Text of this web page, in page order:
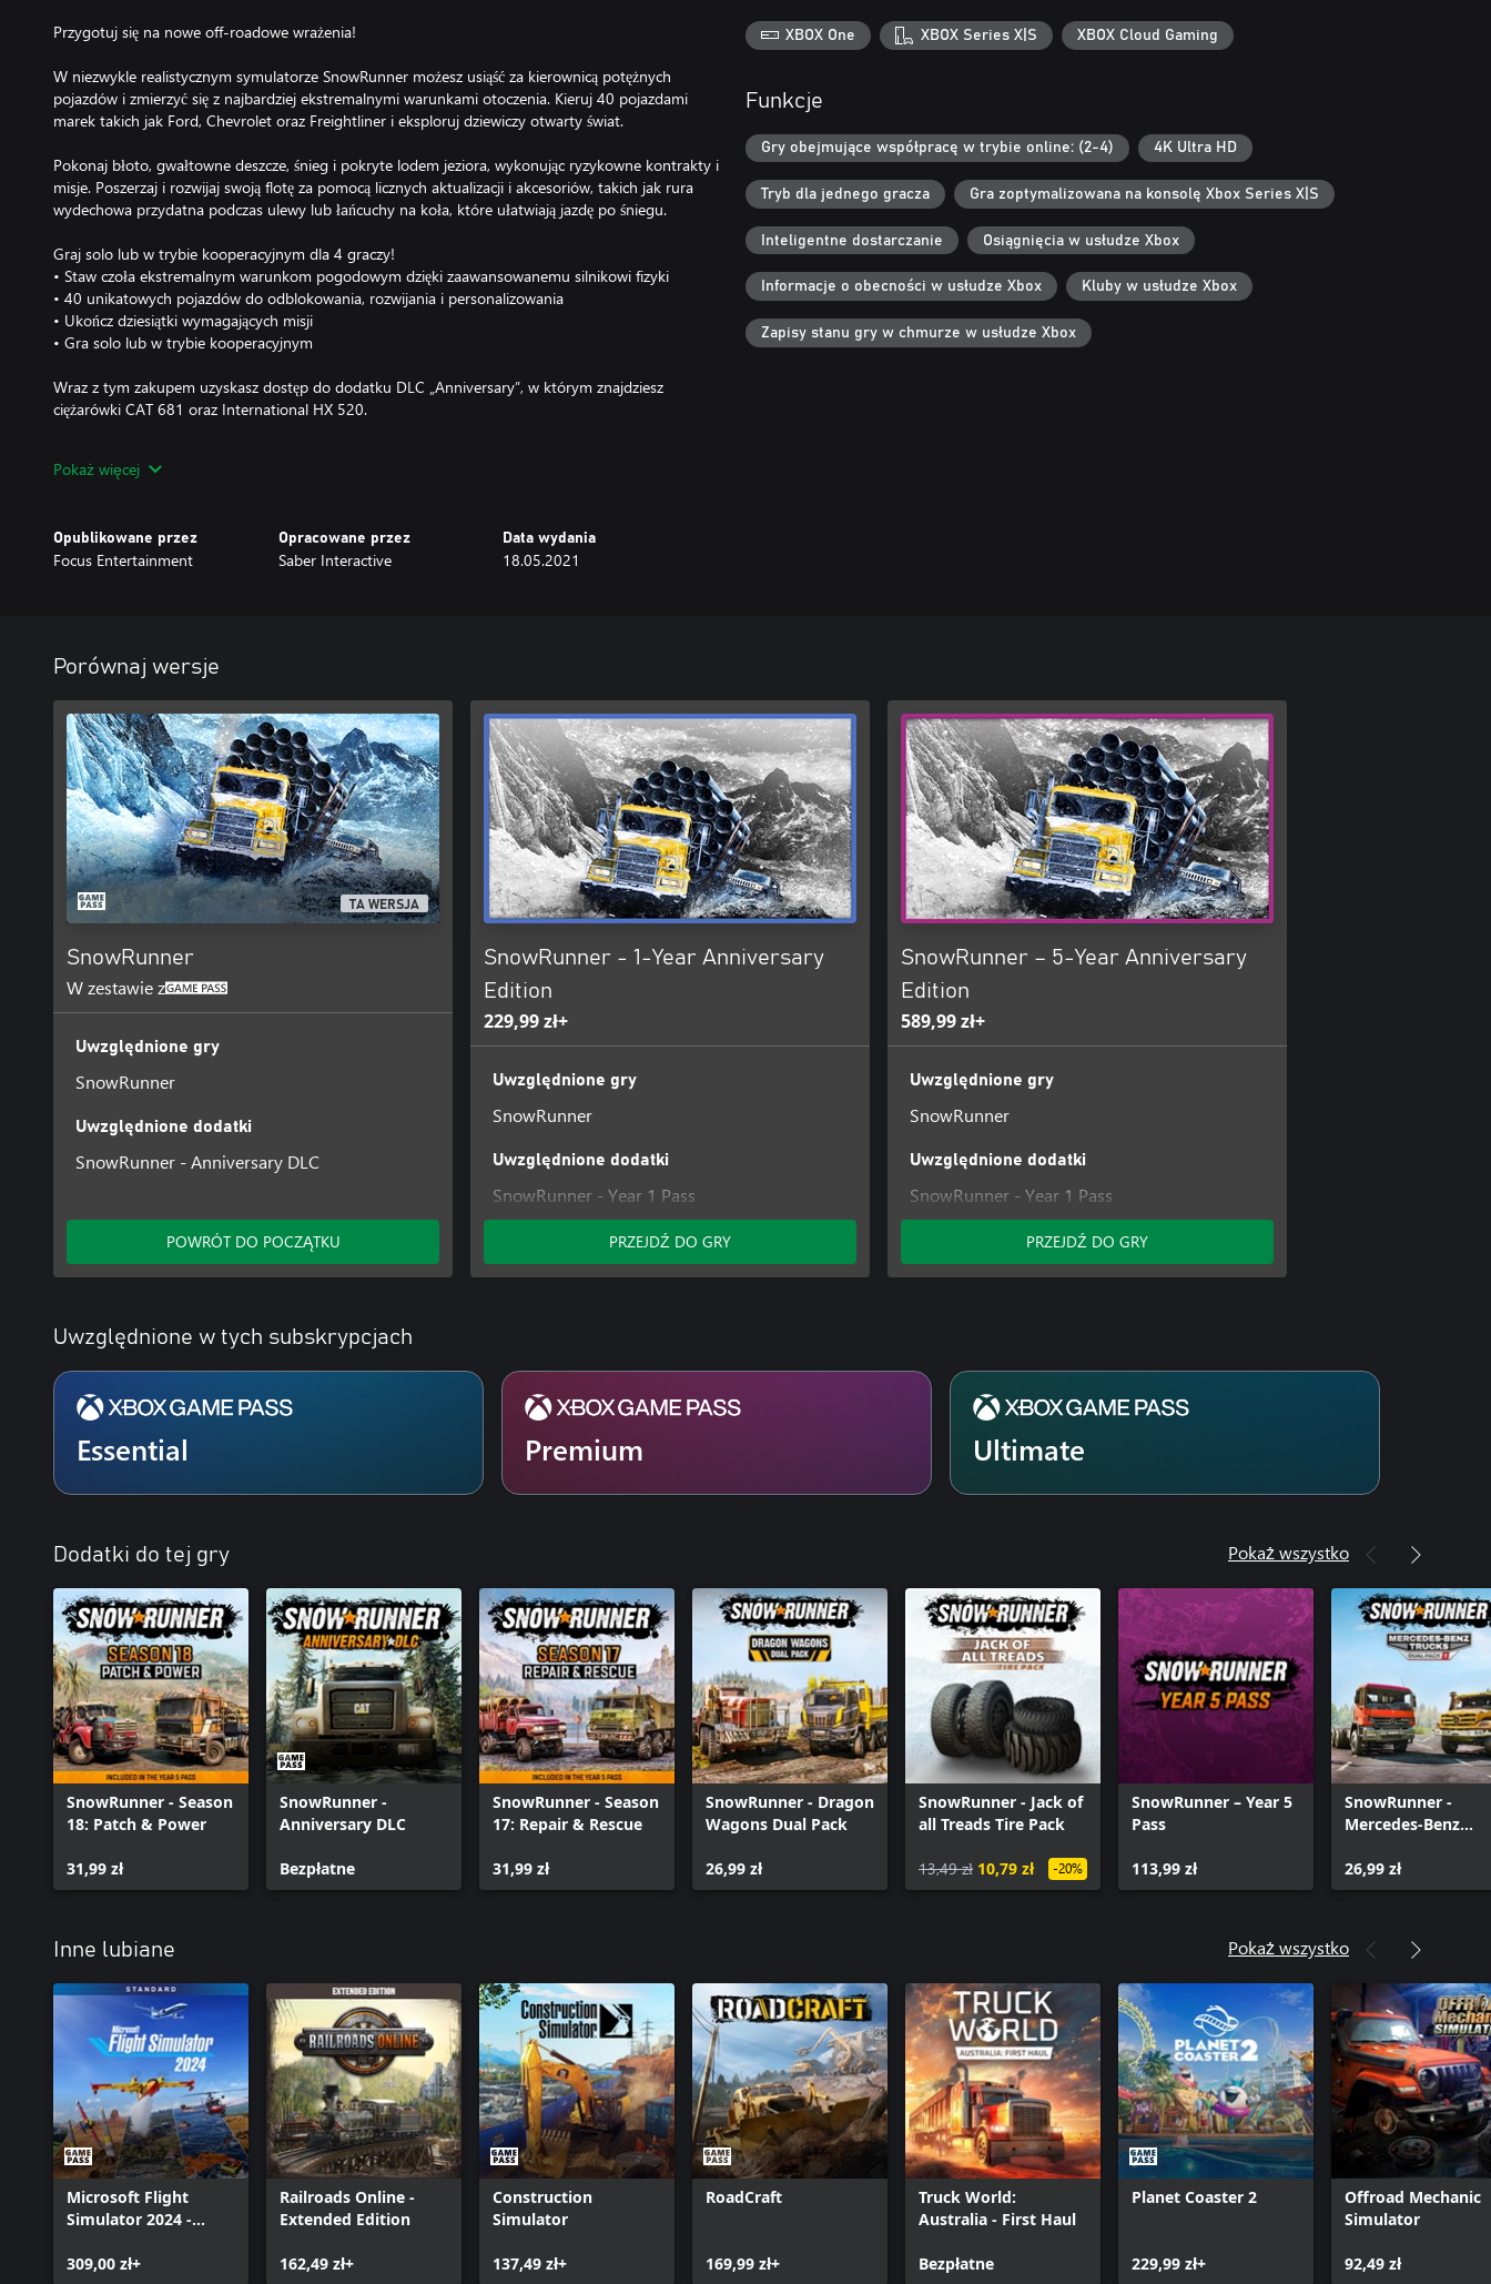
Przygotuj się na nowe off-roadowe wrażenia!
W niezwykle realistycznym symulatorze SnowRunner możesz usiąść za kierownicą potężnych
pojazdów i zmierzyć się z najbardziej ekstremalnymi warunkami otoczenia. Kieruj 40 pojazdami
marek takich jak Ford, Chevrolet oraz Freightliner i eksploruj dziewiczy otwarty świat.
Pokonaj błoto, gwałtowne deszcze, śnieg i pokryte lodem jeziora, wykonując ryzykowne kontrakty i
misje. Poszerzaj i rozwijaj swoją flotę za pomocą licznych aktualizacji i akcesoriów, takich jak rura
wydechowa przydatna podczas ulewy lub łańcuchy na koła, które ułatwiają jazdę po śniegu.
Graj solo lub w trybie kooperacyjnym dla 4 graczy!
• Staw czoła ekstremalnym warunkom pogodowym dzięki zaawansowanemu silnikowi fizyki
• 40 unikatowych pojazdów do odblokowania, rozwijania i personalizowania
• Ukończ dziesiątki wymagających misji
• Gra solo lub w trybie kooperacyjnym
Wraz z tym zakupem uzyskasz dostęp do dodatku DLC „Anniversary”, w którym znajdziesz
ciężarówki CAT 681 oraz International HX 520.
Xbox Series X|S.
Pokaż więcej
Opublikowane przez
Focus Entertainment
Opracowane przez
Saber Interactive
Data wydania
18.05.2021
XBOX One XBOX Series X|S XBOX Cloud Gaming
Funkcje
Gry obejmujące współpracę w trybie online: (2-4) 4K Ultra HD
Tryb dla jednego gracza Gra zoptymalizowana na konsolę Xbox Series X|S
Inteligentne dostarczanie Osiągnięcia w usłudze Xbox
Informacje o obecności w usłudze Xbox Kluby w usłudze Xbox
Zapisy stanu gry w chmurze w usłudze Xbox
Porównaj wersje
TA WERSJA
SnowRunner
W zestawie z
Uwzględnione gry
SnowRunner
Uwzględnione dodatki
SnowRunner - Anniversary DLC
POWRÓT DO POCZĄTKU
SnowRunner - 1-Year Anniversary
Edition
229,99 zł+
Uwzględnione gry
SnowRunner
Uwzględnione dodatki
SnowRunner - Year 1 Pass
SnowRunner - Anniversary DLC
PRZEJDŹ DO GRY
SnowRunner – 5-Year Anniversary
Edition
589,99 zł+
Uwzględnione gry
SnowRunner
Uwzględnione dodatki
SnowRunner - Year 1 Pass
SnowRunner - Year 2 Pass
SnowRunner - Year 3 pass
SnowRunner – Year 4 Pass
PRZEJDŹ DO GRY
Uwzględnione w tych subskrypcjach
Essential Premium Ultimate
Dodatki do tej gry Pokaż wszystko
SnowRunner - Season
18: Patch & Power
31,99 zł
SnowRunner -
Anniversary DLC
Bezpłatne
SnowRunner - Season
17: Repair & Rescue
31,99 zł
SnowRunner - Dragon
Wagons Dual Pack
26,99 zł
SnowRunner - Jack of
all Treads Tire Pack
13,49 zł 10,79 zł -20%
SnowRunner – Year 5
Pass
113,99 zł
SnowRunner -
Mercedes-Benz
26,99 zł
Inne lubiane Pokaż wszystko
Microsoft Flight
Simulator 2024 -
309,00 zł+
Railroads Online -
Extended Edition
162,49 zł+
Construction
Simulator
137,49 zł+
RoadCraft
169,99 zł+
Truck World:
Australia - First Haul
Bezpłatne
Planet Coaster 2
229,99 zł+
Offroad Mechanic
Simulator
92,49 zł